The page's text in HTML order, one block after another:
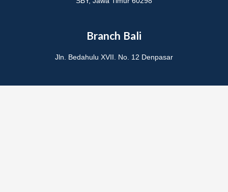
Branch Bali
Jln. Bedahulu XVII. No. 12 Denpasar